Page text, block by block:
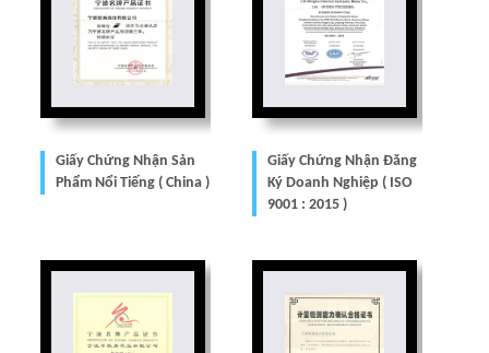
Giấy Chứng Nhận Sản
Phẩm Nổi Tiếng ( China )
Giấy Chứng Nhận Đăng
Ký Doanh Nghiệp ( ISO
9001 : 2015 )